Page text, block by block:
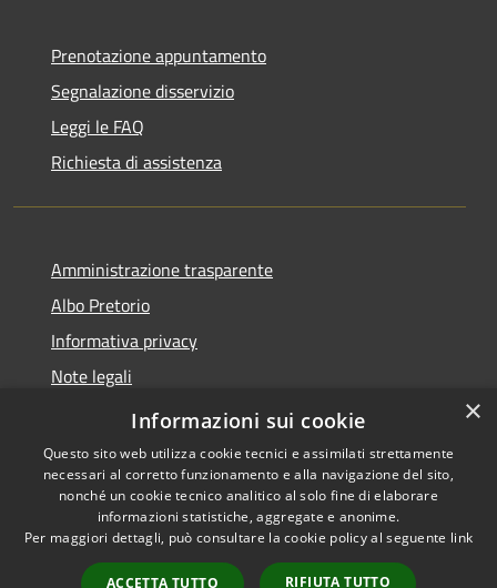
Prenotazione appuntamento
Segnalazione disservizio
Leggi le FAQ
Richiesta di assistenza
Amministrazione trasparente
Albo Pretorio
Informativa privacy
Note legali
Dichiarazione di accessibilità
Accessibilità
Copyright © 2026 • Comune di
Motta San Giovanni • Powered
byMunicipium Accesso
×
Informazioni sui cookie
Questo sito web utilizza cookie tecnici e assimilati strettamente
necessari al corretto funzionamento e alla navigazione del sito,
nonché un cookie tecnico analitico al solo fine di elaborare
informazioni statistiche, aggregate e anonime.
Per maggiori dettagli, può consultare la cookie policy al seguente link
ACCETTA TUTTO RIFIUTA TUTTO